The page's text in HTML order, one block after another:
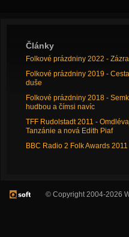
Články
Folkové prázdniny 2022 -
Folkové prázdniny 2019 -
duše
Folkové prázdniny 2018 -
hudbou a čímsi navíc
TFF Rudolstadt 2011 -
Tanzánie a nová Edith Piaf
BBC Radio 2 Folk Awards 2011
© Copyright 2004-2026